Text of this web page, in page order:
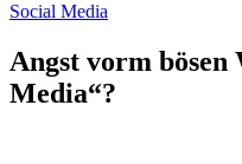
Social Media
Angst vorm bösen
Media“?